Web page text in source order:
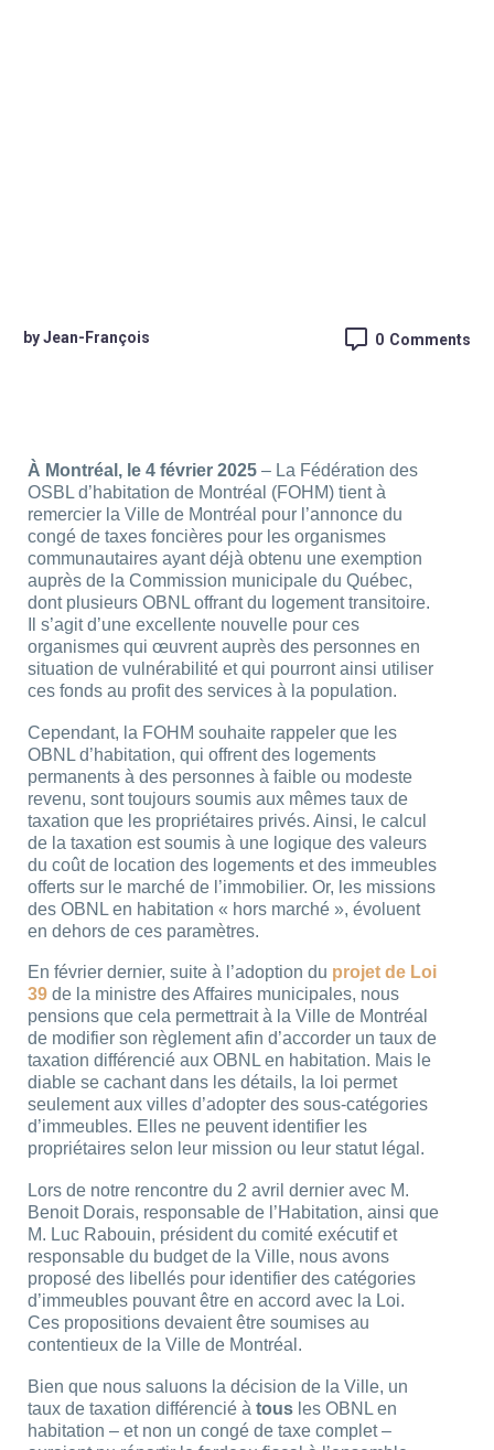
by Jean-François 0 Comments
À Montréal, le 4 février 2025 – La Fédération des
OSBL d’habitation de Montréal (FOHM) tient à
remercier la Ville de Montréal pour l’annonce du
congé de taxes foncières pour les organismes
communautaires ayant déjà obtenu une exemption
auprès de la Commission municipale du Québec,
dont plusieurs OBNL offrant du logement transitoire.
Il s’agit d’une excellente nouvelle pour ces
organismes qui œuvrent auprès des personnes en
situation de vulnérabilité et qui pourront ainsi utiliser
ces fonds au profit des services à la population.
Cependant, la FOHM souhaite rappeler que les
OBNL d’habitation, qui offrent des logements
permanents à des personnes à faible ou modeste
revenu, sont toujours soumis aux mêmes taux de
taxation que les propriétaires privés. Ainsi, le calcul
de la taxation est soumis à une logique des valeurs
du coût de location des logements et des immeubles
offerts sur le marché de l’immobilier. Or, les missions
des OBNL en habitation « hors marché », évoluent
en dehors de ces paramètres.
En février dernier, suite à l’adoption du projet de Loi
39 de la ministre des Affaires municipales, nous
pensions que cela permettrait à la Ville de Montréal
de modifier son règlement afin d’accorder un taux de
taxation différencié aux OBNL en habitation. Mais le
diable se cachant dans les détails, la loi permet
seulement aux villes d’adopter des sous-catégories
d’immeubles. Elles ne peuvent identifier les
propriétaires selon leur mission ou leur statut légal.
Lors de notre rencontre du 2 avril dernier avec M.
Benoit Dorais, responsable de l’Habitation, ainsi que
M. Luc Rabouin, président du comité exécutif et
responsable du budget de la Ville, nous avons
proposé des libellés pour identifier des catégories
d’immeubles pouvant être en accord avec la Loi.
Ces propositions devaient être soumises au
contentieux de la Ville de Montréal.
Bien que nous saluons la décision de la Ville, un
taux de taxation différencié à tous les OBNL en
habitation – et non un congé de taxe complet –